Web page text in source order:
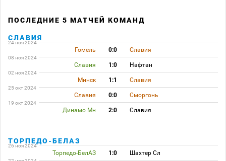
ПОСЛЕДНИЕ 5 МАТЧЕЙ КОМАНД
СЛАВИЯ
24 ноя 2024
Гомель 0:0 Славия
08 ноя 2024
Славия 1:0 Нафтан
02 ноя 2024
Минск 1:1 Славия
25 окт 2024
Славия 0:0 Сморгонь
19 окт 2024
Динамо Мн 2:0 Славия
ТОРПЕДО-БЕЛАЗ
26 ноя 2024
Торпедо-БелАЗ 1:0 Шахтер Сл